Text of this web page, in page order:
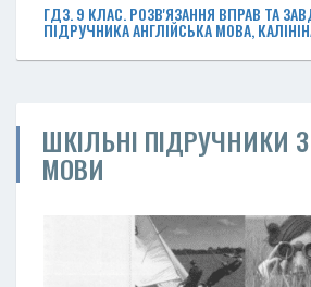
ГДЗ. 9 КЛАС. РОЗВ'ЯЗАННЯ ВПРАВ ТА
ПІДРУЧНИКА АНГЛІЙСЬКА МОВА,
ШКІЛЬНІ ПІДРУЧНИКИ
МОВИ